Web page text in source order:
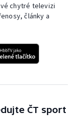
chytré televizi
články a
ČT sport